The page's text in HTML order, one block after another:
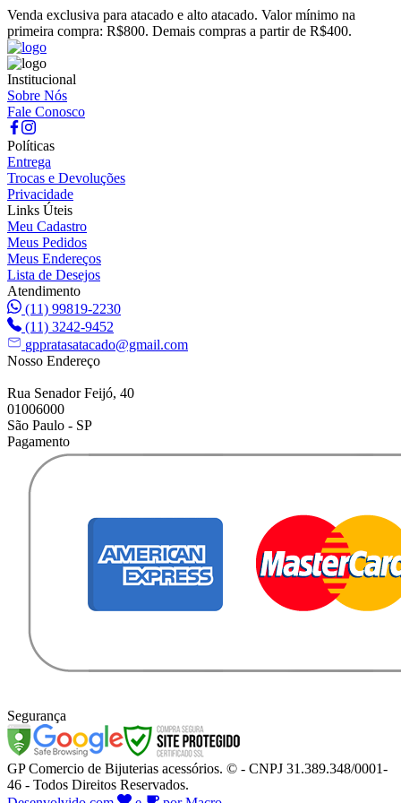
Venda exclusiva para atacado e alto atacado. Valor mínimo na
primeira compra: R$800. Demais compras a partir de R$400.
Institucional
Sobre Nós
Fale Conosco
Políticas
Entrega
Trocas e Devoluções
Privacidade
Links Úteis
Meu Cadastro
Meus Pedidos
Meus Endereços
Lista de Desejos
Atendimento
(11) 99819-2230
(11) 3242-9452
gppratasatacado@gmail.com
Nosso Endereço
Rua Senador Feijó, 40
01006000
São Paulo - SP
Pagamento
Segurança
GP Comercio de Bijuterias acessórios. © - CNPJ 31.389.348/0001-
46 - Todos Direitos Reservados.